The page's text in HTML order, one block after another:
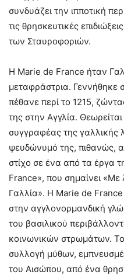
συνδυάζει την ιπποτική
τις θρησκευτικές
των Σταυροφοριών.
Η Marie de France ήταν
μεταφράστρια. Γεννήθηκε
πέθανε περί το 1215,
της στην Αγγλία.
συγγραφέας της γαλλικής
ψευδώνυμό της, πιθανώς,
στίχο σε ένα από τα έργα
France», που σημαίνει «Με
Γαλλία». Η Marie de
στην αγγλονορμανδική
του βασιλικού
κοινωνικών στρωμάτων. Το
συλλογή μύθων,
του Αισώπου, από ένα